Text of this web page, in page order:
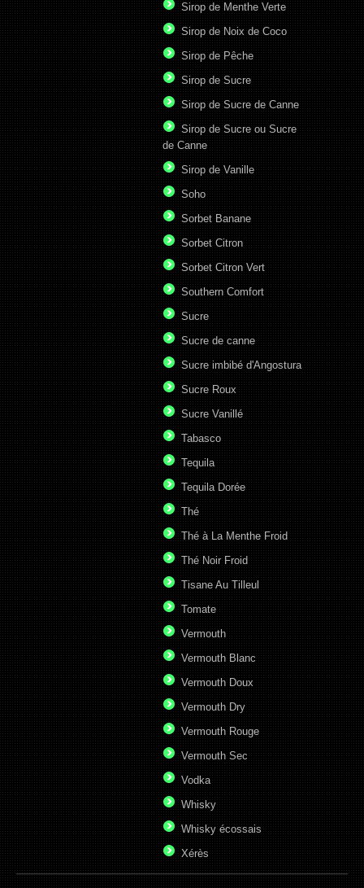
Sirop de Menthe Verte
Sirop de Noix de Coco
Sirop de Pêche
Sirop de Sucre
Sirop de Sucre de Canne
Sirop de Sucre ou Sucre
de Canne
Sirop de Vanille
Soho
Sorbet Banane
Sorbet Citron
Sorbet Citron Vert
Southern Comfort
Sucre
Sucre de canne
Sucre imbibé d'Angostura
Sucre Roux
Sucre Vanillé
Tabasco
Tequila
Tequila Dorée
Thé
Thé à La Menthe Froid
Thé Noir Froid
Tisane Au Tilleul
Tomate
Vermouth
Vermouth Blanc
Vermouth Doux
Vermouth Dry
Vermouth Rouge
Vermouth Sec
Vodka
Whisky
Whisky écossais
Xérès